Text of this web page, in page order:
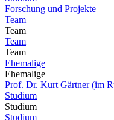
Forschung und Projekte
Team
Team
Team
Team
Ehemalige
Ehemalige
Prof. Dr. Kurt Gärtner (im
Studium
Studium
Studium